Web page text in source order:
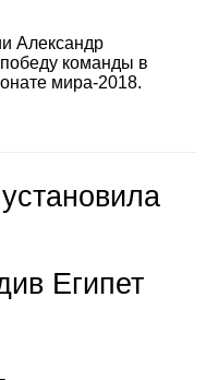
Александр
команды в
мира-2018.
Египет